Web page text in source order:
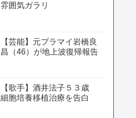
雰囲気ガラリ
【芸能】元プラマイ岩橋良
昌（46）が地上波復帰報告
【歌手】酒井法子５３歳
細胞培養移植治療を告白